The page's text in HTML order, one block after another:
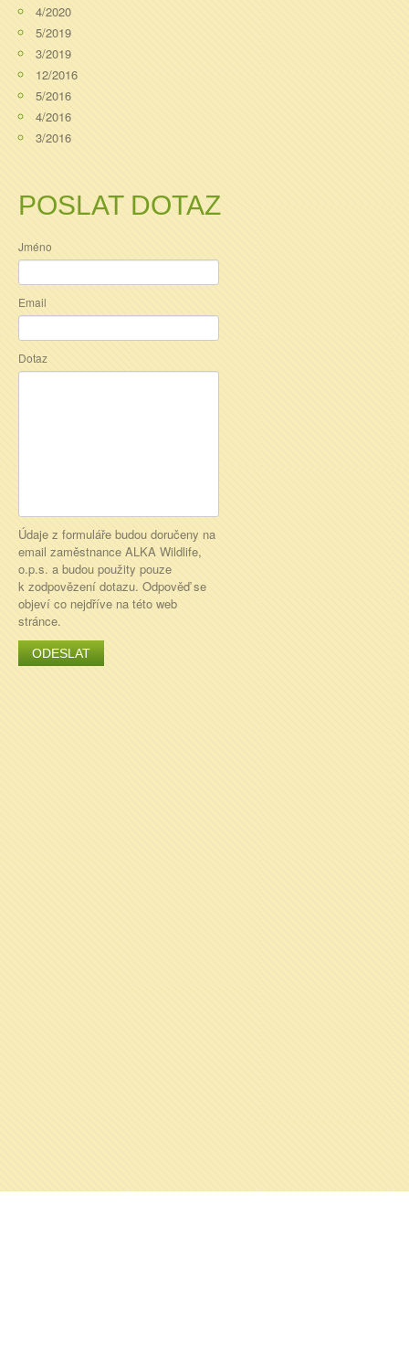
4/2020
5/2019
3/2019
12/2016
5/2016
4/2016
3/2016
POSLAT DOTAZ
Jméno
Email
Dotaz
Údaje z formuláře budou doručeny na
email zaměstnance ALKA Wildlife,
o.p.s. a budou použity pouze
k zodpovězení dotazu. Odpověď se
objeví co nejdříve na této web
stránce.
ODESLAT